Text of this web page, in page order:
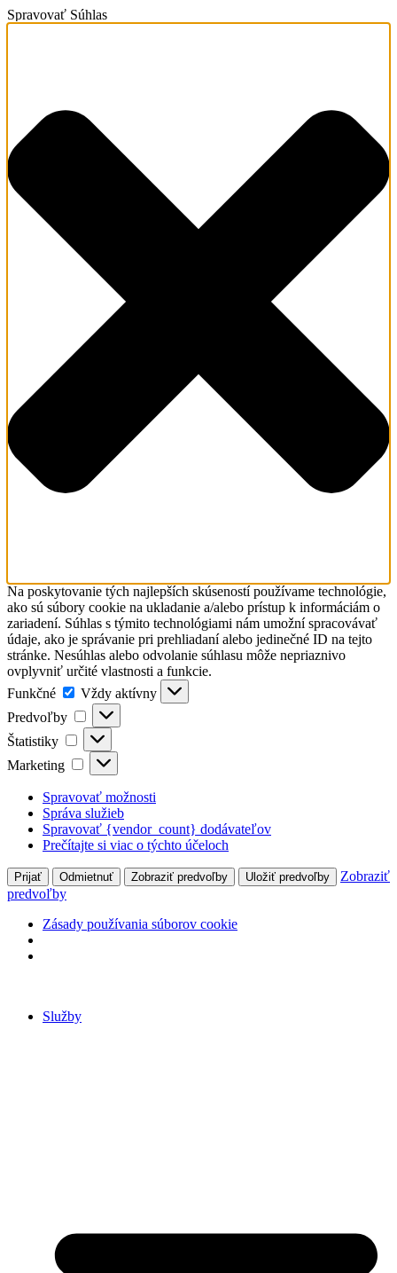
Spravovať Súhlas
Na poskytovanie tých najlepších skúseností používame technológie,
ako sú súbory cookie na ukladanie a/alebo prístup k informáciám o
zariadení. Súhlas s týmito technológiami nám umožní spracovávať
údaje, ako je správanie pri prehliadaní alebo jedinečné ID na tejto
stránke. Nesúhlas alebo odvolanie súhlasu môže nepriaznivo
ovplyvniť určité vlastnosti a funkcie.
Funkčné
Funkčné
Vždy aktívny
Predvoľby
Predvoľby
Štatistiky Štatistiky
Marketing Marketing
Spravovať možnosti
Správa služieb
Spravovať {vendor_count} dodávateľov
Prečítajte si viac o týchto účeloch
Prijať Odmietnuť Zobraziť predvoľby Uložiť predvoľby
Zobraziť
predvoľby
Zásady používania súborov cookie
obsah
Služby